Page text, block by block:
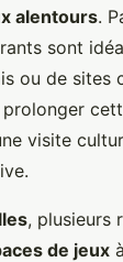
alentours.
sont
ou de sites
visite
, plusieurs
de jeux